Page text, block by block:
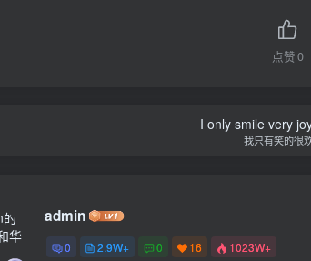
点赞0
I only smile very
我只有笑的很
admin
0 2.9W+ 0 16 1023W+